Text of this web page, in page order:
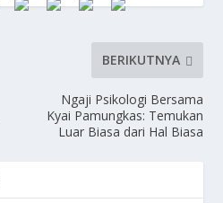
BERIKUTNYA
Ngaji Psikologi Bersama
Kyai Pamungkas: Temukan
Luar Biasa dari Hal Biasa